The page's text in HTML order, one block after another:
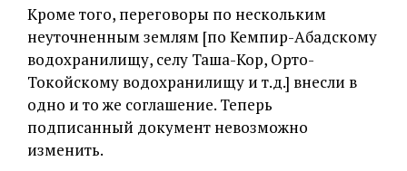
Кроме того, переговоры по нескольким
неуточненным землям [по Кемпир-Абадскому
водохранилищу, селу Таша-Кор, Орто-
Токойскому водохранилищу и т.д.] внесли в
одно и то же соглашение. Теперь
подписанный документ невозможно
изменить.